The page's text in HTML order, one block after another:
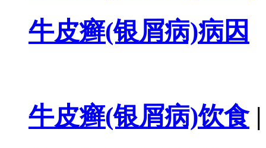
牛皮癣(银屑病)病因
牛皮癣(银屑病)饮食|